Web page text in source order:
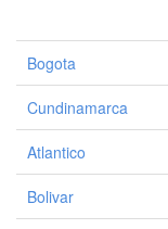
Bogota
Cundinamarca
Atlantico
Bolivar